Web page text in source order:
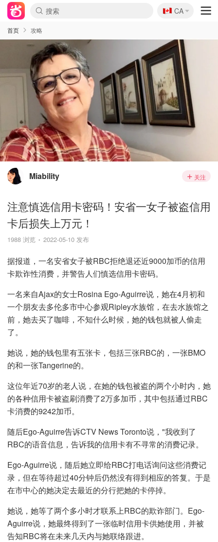
🇨🇦
CA
首页 攻略
Miability 关注
注意慎选信用卡密码！安省一女子被盗信用
卡后损失上万元！
1988 浏览 2022-05-10 发布
据报道，一名安省女子被RBC拒绝退还近9000加币的信用
卡欺诈性消费，并警告人们慎选信用卡密码。
一名来自Ajax的女士Rosina Ego-Aguirre说，她在4月初和
一个朋友去多伦多市中心参观Ripley水族馆，在去水族馆之
前，她去买了咖啡，不知什么时候，她的钱包就被人偷走
了。
她说，她的钱包里有五张卡，包括三张RBC的，一张BMO
的和一张Tangerine的。
这位年近70岁的老人说，在她的钱包被盗的两个小时内，她
的各种信用卡被盗刷消费了2万多加币，其中包括通过RBC
卡消费的9242加币。
随后Ego-Aguirre告诉CTV News Toronto说，"我收到了
RBC的语音信息，告诉我的信用卡有不寻常的消费记录。
Ego-Aguirre说，随后她立即给RBC打电话询问这些消费记
录，但在等待超过40分钟后仍然没有得到相应的答复。于是
在市中心的她决定去最近的分行把她的卡停掉。
她说，她等了两个多小时才联系上RBC的欺诈部门。Ego-
Aguirre说，她最终得到了一张临时信用卡供她使用，并被
告知RBC将在未来几天内与她联络跟进。